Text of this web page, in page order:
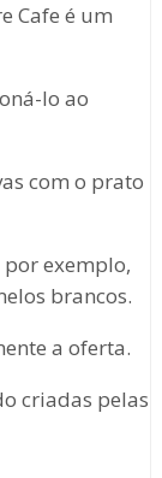
Cafe é um
lo ao
com o prato
por exemplo,
brancos.
a oferta.
criadas pelas